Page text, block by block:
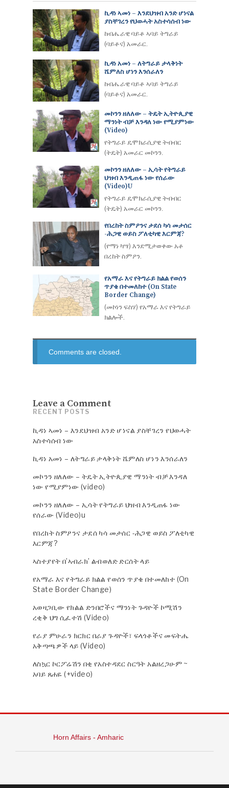
ኪዳነ ኣመነ – እንደህዝብ አንድ ሆነናል
ያስቸገረን የህወሓት አስተሳሰብ ነው
ከብሔራዊ ባይቶ ኣባይ ትግራይ
(ባይቶና) አመራር.
ኪዳነ አመነ – ለትግራይ ታላቅነት
ሼምለስ ሆነን እንሰራለን
ከብሔራዊ ባይቶ ኣባይ ትግራይ
(ባይቶና) አመራር.
መኮንን ዘለለው – ትዴት ኢትዮጲያዊ
ማንነት ብቻ እንዳለ ነው የሚያምነው
(video)
የትግራይ ዴሞክራሲያዊ ትብብር
(ትዴት) አመራር መኮንን.
መኮንን ዘለለው – ኢሳት የትግራይ
ህዝብ እንዲጠፋ ነው የሰራው
(Video)u
የትግራይ ዴሞክራሲያዊ ትብብር
(ትዴት) አመራር መኮንን.
የበረከት ስምዖንና ታደሰ ካሳ መታሰር
-ሕጋዊ ወይስ ፖለቲካዊ እርምጃ?
(የማነ ካሣ) እንደሚታወቀው አቶ
በረከት ስምዖን.
የአማራ እና የትግራይ ክልል የወሰን
ጥያቄ በተመለከተ (On State
Border Change)
(መኮነን ፍስሃ) የአማራ እና የትግራይ
ክልሎች.
Comments are closed.
Leave a Comment
RECENT POSTS
ኪዳነ ኣመነ – እንደህዝብ አንድ ሆነናል ያስቸገረን የህወሓት
አስተሳሰብ ነው
ኪዳነ አመነ – ለትግራይ ታላቅነት ሼምለስ ሆነን እንሰራለን
መኮንን ዘለለው – ትዴት ኢትዮጲያዊ ማንነት ብቻ እንዳለ
ነው የሚያምነው (video)
መኮንን ዘለለው – ኢሳት የትግራይ ህዝብ እንዲጠፋ ነው
የሰራው (Video)u
የበረከት ስምዖንና ታደሰ ካሳ መታሰር -ሕጋዊ ወይስ ፖለቲካዊ
እርምጃ?
ኣስተያየት በ’ኣብራክ’ ልብወለድ ድርሰት ላይ
የአማራ እና የትግራይ ክልል የወሰን ጥያቄ በተመለከተ (On
State Border Change)
አወዛጋቢው የክልል ድንበሮችና ማንነት ጉዳዮች ኮሚሽን
ረቂቅ ህግ ሲፈተሽ (Video)
የራያ ምሁራን ክርክር በራያ ጉዳዮች፣ ፍላጎቶችና መፍትሔ
አቅጣጫዎች ላይ (Video)
ለስኳር ኮርፖሬሽን በቂ የአስተዳደር ስርዓት አልዘረጋሁም ~
አባይ ጸሐዬ (+video)
Horn Affairs - Amharic